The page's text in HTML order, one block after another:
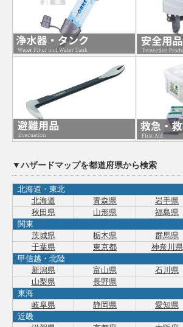
▼ハザードマップを都道府県から検索
北海道・東北
北海道
青森県 岩手県
秋田県
山形県
福島県
関東
茨城県
栃木県 群馬県
千葉県
東京都
神奈川県
甲信越・北陸
新潟県
富山県 石川県
山梨県
長野県
東海
岐阜県
静岡県 愛知県
近畿